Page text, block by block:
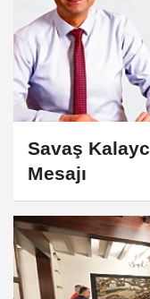
Savaş
Mesajı